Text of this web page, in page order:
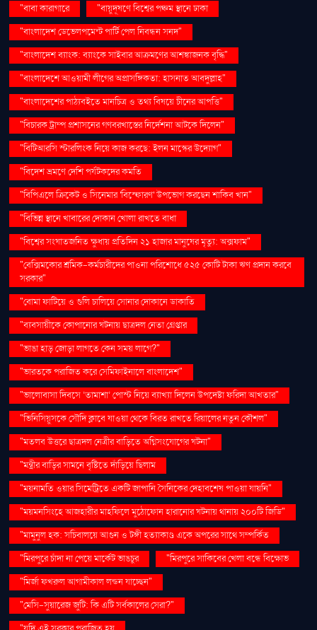
"বাবা কারাগারে
"বায়ুদূষণে বিশ্বের পঞ্চম স্থানে ঢাকা
"বাংলাদেশ ডেভেলপমেন্ট পার্টি পেল নিবন্ধন সনদ"
"বাংলাদেশ ব্যাংক: ব্যাংকে সাইবার আক্রমণের আশঙ্কাজনক বৃদ্ধি"
"বাংলাদেশে আওয়ামী লীগের অপ্রাসঙ্গিকতা: হাসনাত আবদুল্লাহ"
"বাংলাদেশের পাঠ্যবইতে মানচিত্র ও তথ্য বিষয়ে চীনের আপত্তি"
"বিচারক ট্রাম্প প্রশাসনের গণবরখাস্তের নির্দেশনা আটকে দিলেন"
"বিটিআরসি স্টারলিংক নিয়ে কাজ করছে: ইলন মাস্কের উদ্যোগ"
"বিদেশ ভ্রমণে দেশি পর্যটকদের কমতি
"বিপিএলে ক্রিকেট ও সিনেমার 'বিস্ফোরণ' উপভোগ করছেন শাকিব খান"
"বিভিন্ন স্থানে খাবারের দোকান খোলা রাখতে বাধা
"বিশ্বের সংঘাতজনিত ক্ষুধায় প্রতিদিন ২১ হাজার মানুষের মৃত্যু: অক্সফাম"
"বেক্সিমকোর শ্রমিক-কর্মচারীদের পাওনা পরিশোধে ৫২৫ কোটি টাকা ঋণ প্রদান করবে
সরকার"
"বোমা ফাটিয়ে ও গুলি চালিয়ে সোনার দোকানে ডাকাতি
"ব্যবসায়ীকে কোপানোর ঘটনায় ছাত্রদল নেতা গ্রেপ্তার
"ভাঙা হাড় জোড়া লাগতে কেন সময় লাগে?"
"ভারতকে পরাজিত করে সেমিফাইনালে বাংলাদেশ"
"ভালোবাসা দিবসে ‘তামাশা’ পোস্ট নিয়ে ব্যাখ্যা দিলেন উপদেষ্টা ফরিদা আখতার"
"ভিনিসিয়ুসকে সৌদি ক্লাবে যাওয়া থেকে বিরত রাখতে রিয়ালের নতুন কৌশল"
"মতলব উত্তরে ছাত্রদল নেত্রীর বাড়িতে অগ্নিসংযোগের ঘটনা"
"মন্ত্রীর বাড়ির সামনে বৃষ্টিতে দাঁড়িয়ে ছিলাম
"ময়নামতি ওয়ার সিমেট্রিতে একটি জাপানি সৈনিকের দেহাবশেষ পাওয়া যায়নি"
"ময়মনসিংহে আজহারীর মাহফিলে মুঠোফোন হারানোর ঘটনায় থানায় ২০০টি জিডি"
"মামুনুল হক: সচিবালয়ে আগুন ও টঙ্গী হত্যাকাণ্ড একে অপরের সাথে সম্পর্কিত
"মিরপুরে চাঁদা না পেয়ে মার্কেট ভাঙচুর
"মিরপুরে সাকিবের খেলা বন্ধে বিক্ষোভ
"মির্জা ফখরুল আগামীকাল লন্ডন যাচ্ছেন"
"মেসি-সুয়ারেজ জুটি: কি এটি সর্বকালের সেরা?"